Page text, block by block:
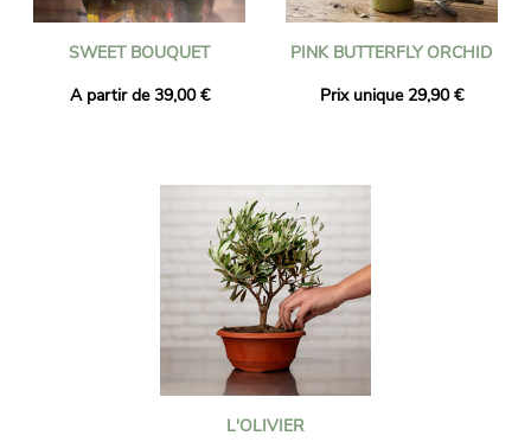
SWEET BOUQUET
A partir de 39,00 €
PINK BUTTERFLY ORCHID
Prix unique 29,90 €
L'OLIVIER